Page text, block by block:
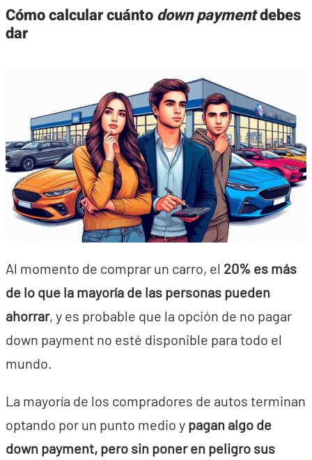
Cómo calcular cuántodown paymentdebes
dar
Al momento de comprar un carro, el 20% es más
de lo que la mayoría de las personas pueden
ahorrar, y es probable que la opción de no pagar
down payment no esté disponible para todo el
mundo.
La mayoría de los compradores de autos terminan
optando por un punto medio y pagan algo de
down payment, pero sin poner en peligro sus